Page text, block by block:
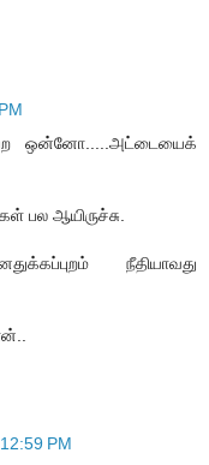
ஒன்னோ.....அட்டையைக்
பல ஆயிருச்சு.
நீதியாவது
PM